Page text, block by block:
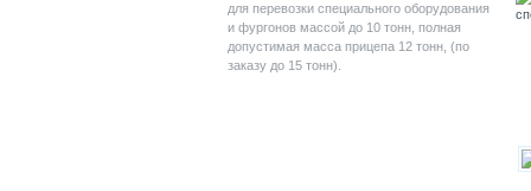
для перевозки специального оборудования
и фургонов массой до 10 тонн, полная
допустимая масса прицепа 12 тонн, (по
заказу до 15 тонн).